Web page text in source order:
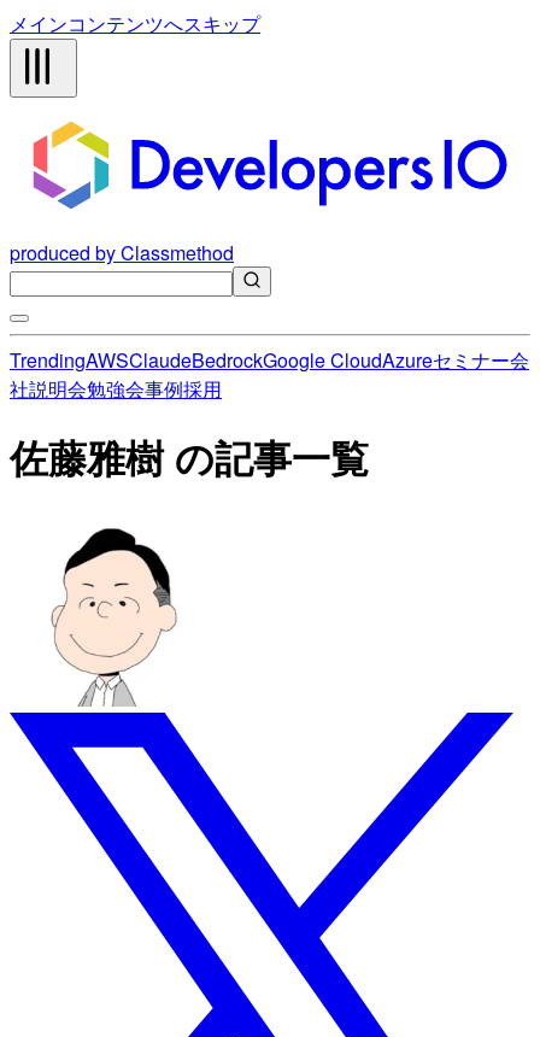
メインコンテンツへスキップ
produced by Classmethod
TrendingAWSClaudeBedrockGoogle CloudAzureセミナー会
社説明会勉強会事例採用
佐藤雅樹 の記事一覧